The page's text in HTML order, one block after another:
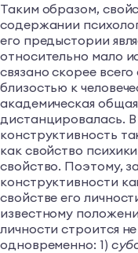
Таким образом,
содержании
его предыстории
относительно мало
связано скорее
близостью к
академическая
дистанцировалась.
конструктивность
как свойство
свойство. Поэтому,
конструктивности
свойстве его
известному
личности строится
одновременно: 1)